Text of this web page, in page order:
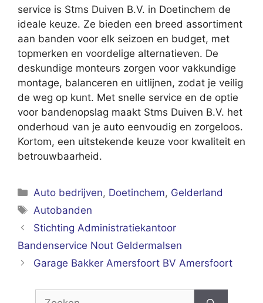
service is Stms Duiven B.V. in Doetinchem de
ideale keuze. Ze bieden een breed assortiment
aan banden voor elk seizoen en budget, met
topmerken en voordelige alternatieven. De
deskundige monteurs zorgen voor vakkundige
montage, balanceren en uitlijnen, zodat je veilig
de weg op kunt. Met snelle service en de optie
voor bandenopslag maakt Stms Duiven B.V. het
onderhoud van je auto eenvoudig en zorgeloos.
Kortom, een uitstekende keuze voor kwaliteit en
betrouwbaarheid.
Categorieën
Auto bedrijven, Doetinchem, Gelderland
Tags
Autobanden
Stichting Administratiekantoor
Bandenservice Nout Geldermalsen
Garage Bakker Amersfoort BV Amersfoort
Zoek